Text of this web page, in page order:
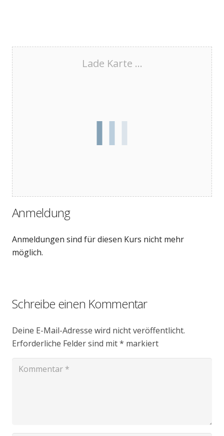
Lade Karte ...
Anmeldung
Anmeldungen sind für diesen Kurs nicht mehr
möglich.
Schreibe einen Kommentar
Deine E-Mail-Adresse wird nicht veröffentlicht.
Erforderliche Felder sind mit* markiert